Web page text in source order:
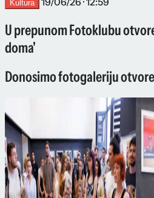
Kultura
U prepunom Fotoklubu
doma'
Donosimo fotogaleriju